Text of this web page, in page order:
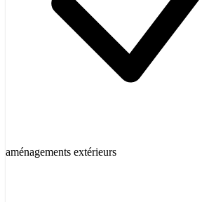
aménagements extérieurs